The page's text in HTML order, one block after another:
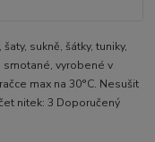
sukně, šátky, tuniky,
vyrobené v
max na 30°C. Nesušit
nitek: 3 Doporučený